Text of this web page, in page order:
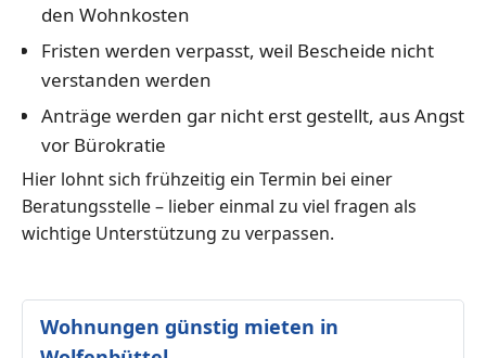
den Wohnkosten
Fristen werden verpasst, weil Bescheide nicht
verstanden werden
Anträge werden gar nicht erst gestellt, aus Angst
vor Bürokratie
Hier lohnt sich frühzeitig ein Termin bei einer
Beratungsstelle – lieber einmal zu viel fragen als
wichtige Unterstützung zu verpassen.
Wohnungen günstig mieten in